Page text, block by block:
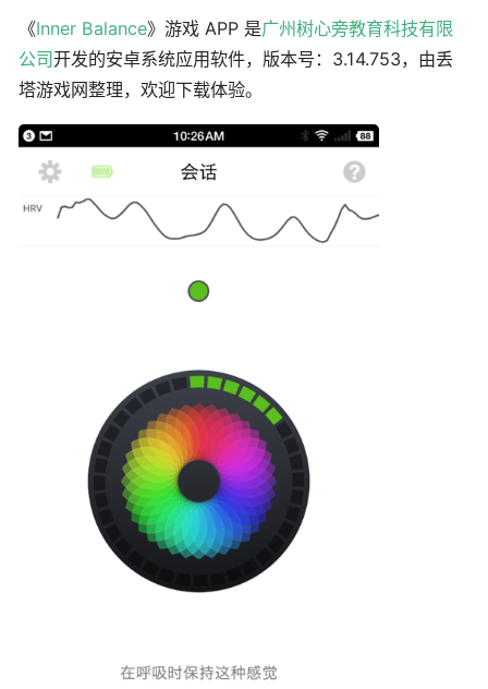
《Inner Balance》游戏 APP 是广州树心旁教育科技有限
公司开发的安卓系统应用软件，版本号：3.14.753，由丢
塔游戏网整理，欢迎下载体验。